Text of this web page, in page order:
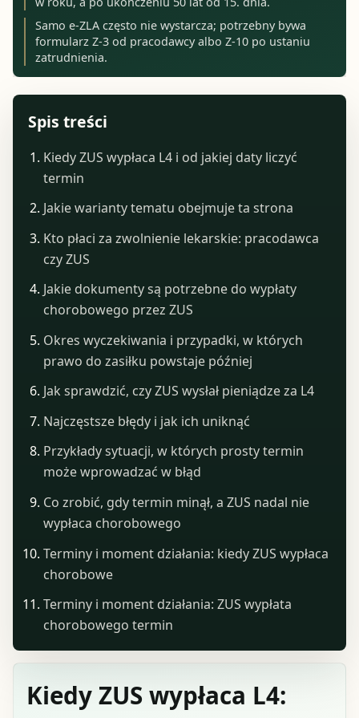
Samo e-ZLA często nie wystarcza; potrzebny bywa
formularz Z-3 od pracodawcy albo Z-10 po ustaniu
zatrudnienia.
Kiedy ZUS wypłaca L4:
Spis treści
Kiedy ZUS wypłaca L4 i od jakiej daty liczyć
termin
Jakie warianty tematu obejmuje ta strona
Kto płaci za zwolnienie lekarskie: pracodawca
czy ZUS
Jakie dokumenty są potrzebne do wypłaty
chorobowego przez ZUS
Okres wyczekiwania i przypadki, w których
prawo do zasiłku powstaje później
Jak sprawdzić, czy ZUS wysłał pieniądze za L4
Najczęstsze błędy i jak ich uniknąć
Przykłady sytuacji, w których prosty termin
może wprowadzać w błąd
Co zrobić, gdy termin minął, a ZUS nadal nie
wypłaca chorobowego
Terminy i moment działania: kiedy ZUS wypłaca
chorobowe
Terminy i moment działania: ZUS wypłata
chorobowego termin